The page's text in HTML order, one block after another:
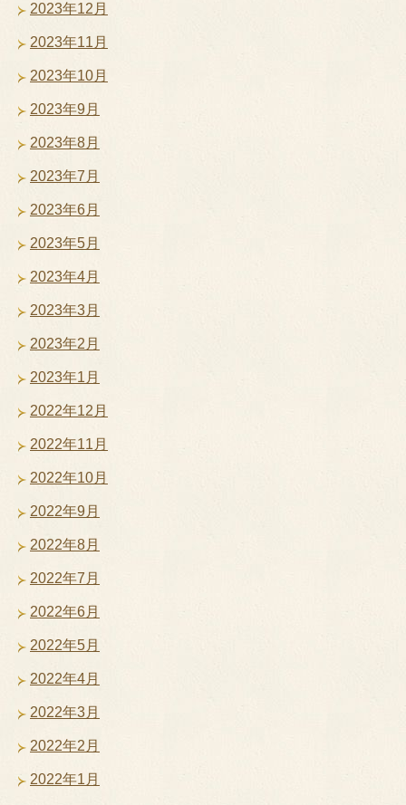
2023年12月
2023年11月
2023年10月
2023年9月
2023年8月
2023年7月
2023年6月
2023年5月
2023年4月
2023年3月
2023年2月
2023年1月
2022年12月
2022年11月
2022年10月
2022年9月
2022年8月
2022年7月
2022年6月
2022年5月
2022年4月
2022年3月
2022年2月
2022年1月